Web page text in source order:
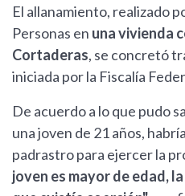
El allanamiento, realizado
Personas en una vivienda
Cortaderas, se concretó
iniciada por la Fiscalía
De acuerdo a lo que pudo
una joven de 21 años,
padrastro para ejercer la
joven es mayor de edad,